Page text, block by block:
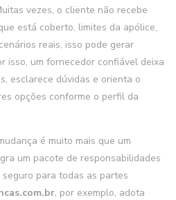
vezes, o cliente não recebe
está coberto, limites da apólice,
reais, isso pode gerar
isso, um fornecedor confiável deixa
esclarece dúvidas e orienta o
opções conforme o perfil da
é muito mais que um
um pacote de responsabilidades
para todas as partes
, por exemplo, adota